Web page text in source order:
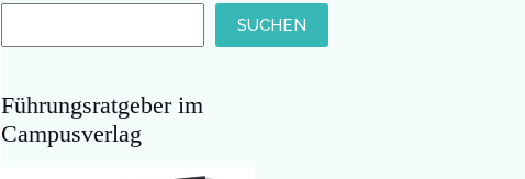
SUCHEN
Führungsratgeber im
Campusverlag